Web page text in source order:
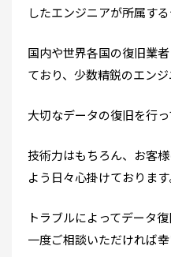
したエンジニアが所属す
国内や世界各国の復旧業
ており、少数精鋭のエン
大切なデータの復旧を行っ
技術力はもちろん、お客
よう日々心掛けております
トラブルによってデータ
一度ご相談いただければ幸